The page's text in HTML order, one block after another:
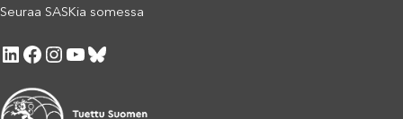
Seuraa SASKia somessa
LinkedIn Facebook Instagram YouTube Bluesky